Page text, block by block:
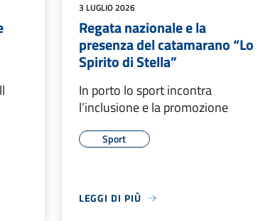
3 LUGLIO 2026
Regata nazionale e la
presenza del catamarano “Lo
Spirito di Stella”
In porto lo sport incontra
l’inclusione e la promozione
Sport
LEGGI DI PIÙ